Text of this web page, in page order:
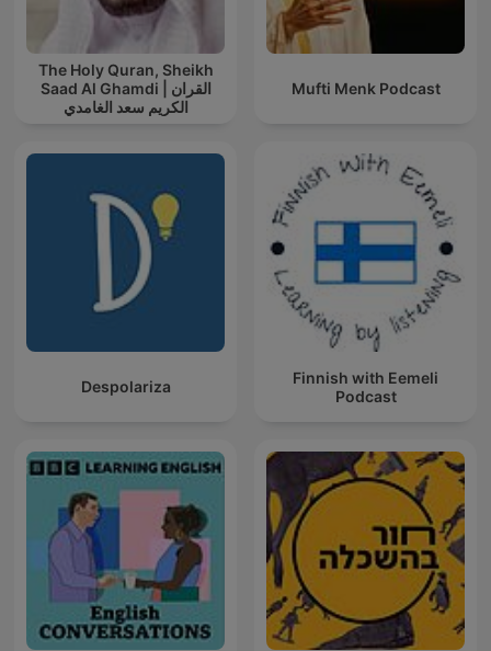
The Holy Quran, Sheikh
Saad Al Ghamdi | القران
الكريم سعد الغامدي
Mufti Menk Podcast
Despolariza
Finnish with Eemeli
Podcast